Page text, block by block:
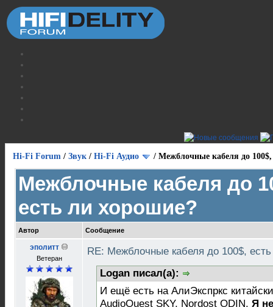
Hi-Fi Forum / Звук / Hi-Fi Аудио / Межблочные кабеля до 100$,
Межблочные кабеля до
есть ли хорошие?
Автор Сообщение
эполитт
Ветеран
RE: Межблочные кабеля до 100$,
Logan писал(а):
И ещё есть на АлиЭкспркс
AudioQuest SKY, Nordost ODIN. Я